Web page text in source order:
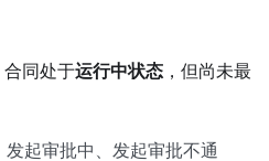
同处于运行中状态 ，但尚未最
起审批中、发起审批不通